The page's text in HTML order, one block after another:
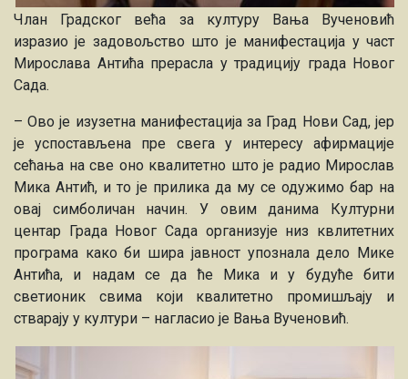
Члан Градског већа за културу Вања Вученовић
изразио је задовољство што је манифестација у част
Мирослава Антића прерасла у традицију града Новог
Сада.
– Ово је изузетна манифестација за Град Нови Сад, јер
је успостављена пре свега у интересу афирмације
сећања на све оно квалитетно што је радио Мирослав
Мика Антић, и то је прилика да му се одужимо бар на
овај симболичан начин. У овим данима Културни
центар Града Новог Сада организује низ квлитетних
програма како би шира јавност упознала дело Мике
Антића, и надам се да ће Мика и у будуће бити
светионик свима који квалитетно промишљају и
стварају у култури – нагласио је Вања Вученовић.